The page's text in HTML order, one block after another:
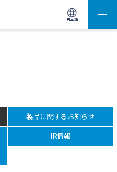
日本語
サイト内検索(Enterで実行)
製品に関するお知らせ
IR情報